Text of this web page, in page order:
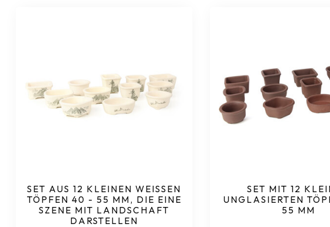
SET AUS 12 KLEINEN WEISSEN T
ÖPFEN 40 - 55 MM, DIE EINE S
ZENE MIT LANDSCHAFT D
ARSTELLEN
SET MIT 12
UNGLASIERTEN
55 MM